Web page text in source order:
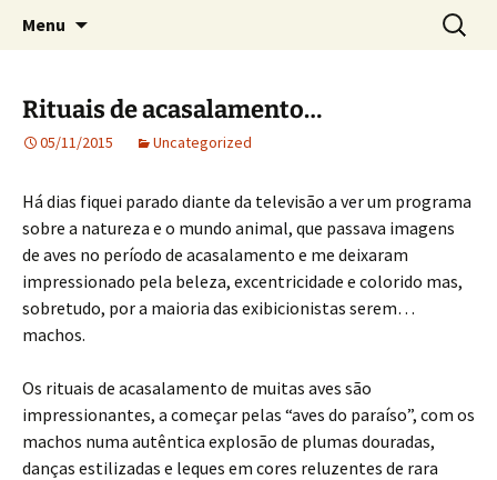
AO ACASO
Crónicas de José Carlos de Bessa Machado
Menu
Search
for:
Rituais de acasalamento…
05/11/2015 Uncategorized
Há dias fiquei parado diante da televisão a ver um programa
sobre a natureza e o mundo animal, que passava imagens
de aves no período de acasalamento e me deixaram
impressionado pela beleza, excentricidade e colorido mas,
sobretudo, por a maioria das exibicionistas serem…
machos.
Os rituais de acasalamento de muitas aves são
impressionantes, a começar pelas “aves do paraíso”, com os
machos numa autêntica explosão de plumas douradas,
danças estilizadas e leques em cores reluzentes de rara